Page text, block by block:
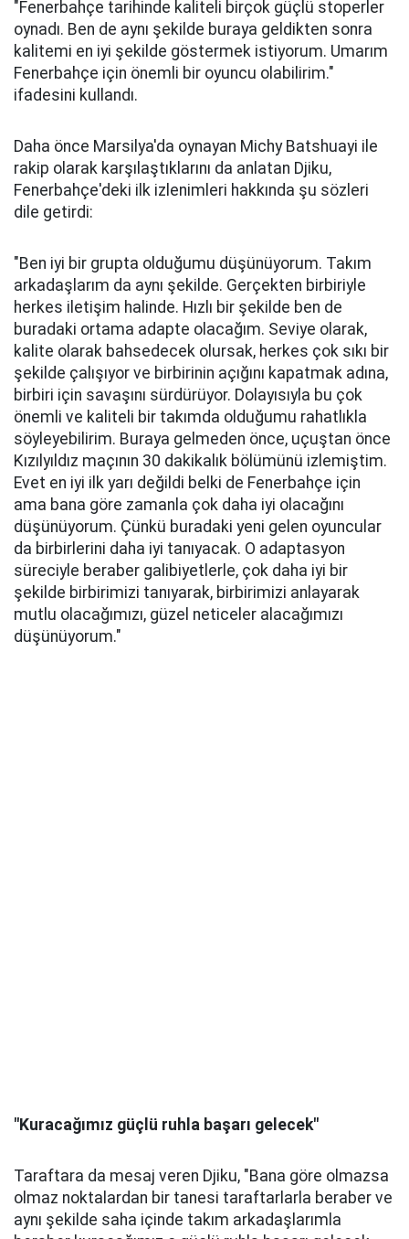
"Fenerbahçe tarihinde kaliteli birçok güçlü stoperler
oynadı. Ben de aynı şekilde buraya geldikten sonra
kalitemi en iyi şekilde göstermek istiyorum. Umarım
Fenerbahçe için önemli bir oyuncu olabilirim."
ifadesini kullandı.
Daha önce Marsilya'da oynayan Michy Batshuayi ile
rakip olarak karşılaştıklarını da anlatan Djiku,
Fenerbahçe'deki ilk izlenimleri hakkında şu sözleri
dile getirdi:
"Ben iyi bir grupta olduğumu düşünüyorum. Takım
arkadaşlarım da aynı şekilde. Gerçekten birbiriyle
herkes iletişim halinde. Hızlı bir şekilde ben de
buradaki ortama adapte olacağım. Seviye olarak,
kalite olarak bahsedecek olursak, herkes çok sıkı bir
şekilde çalışıyor ve birbirinin açığını kapatmak adına,
birbiri için savaşını sürdürüyor. Dolayısıyla bu çok
önemli ve kaliteli bir takımda olduğumu rahatlıkla
söyleyebilirim. Buraya gelmeden önce, uçuştan önce
Kızılyıldız maçının 30 dakikalık bölümünü izlemiştim.
Evet en iyi ilk yarı değildi belki de Fenerbahçe için
ama bana göre zamanla çok daha iyi olacağını
düşünüyorum. Çünkü buradaki yeni gelen oyuncular
da birbirlerini daha iyi tanıyacak. O adaptasyon
süreciyle beraber galibiyetlerle, çok daha iyi bir
şekilde birbirimizi tanıyarak, birbirimizi anlayarak
mutlu olacağımızı, güzel neticeler alacağımızı
düşünüyorum."
"Kuracağımız güçlü ruhla başarı gelecek"
Taraftara da mesaj veren Djiku, "Bana göre olmazsa
olmaz noktalardan bir tanesi taraftarlarla beraber ve
aynı şekilde saha içinde takım arkadaşlarımla